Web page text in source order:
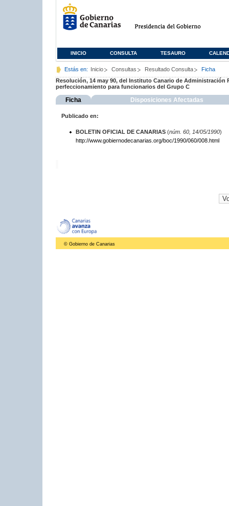
INICIO CONSULTA TESAURO
Estás en: Inicio Consultas Resultado Consulta
Ficha
Resolución, 14 may 90, del Instituto Canario de Administración
perfeccionamiento para funcionarios del Grupo C
Ficha Disposiciones Afectadas
Publicado en:
BOLETIN OFICIAL DE CANARIAS(núm. 60, 14/05/1990)
http://www.gobiernodecanarias.org/boc/1990/060/008.html
© Gobierno de Canarias